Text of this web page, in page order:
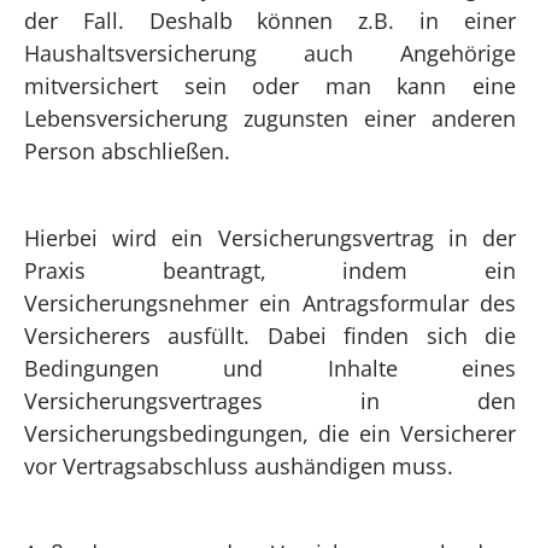
der Fall. Deshalb können z.B. in einer
Haushaltsversicherung auch Angehörige
mitversichert sein oder man kann eine
Lebensversicherung zugunsten einer anderen
Person abschließen.
Hierbei wird ein Versicherungsvertrag in der
Praxis beantragt, indem ein
Versicherungsnehmer ein Antragsformular des
Versicherers ausfüllt. Dabei finden sich die
Bedingungen und Inhalte eines
Versicherungsvertrages in den
Versicherungsbedingungen, die ein Versicherer
vor Vertragsabschluss aushändigen muss.